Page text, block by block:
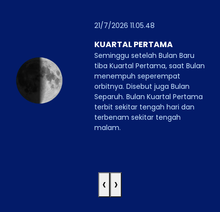
21/7/2026 11.05.48
KUARTAL PERTAMA
Seminggu setelah Bulan Baru
tiba Kuartal Pertama, saat Bulan
menempuh seperempat
orbitnya. Disebut juga Bulan
Separuh. Bulan Kuartal Pertama
terbit sekitar tengah hari dan
terbenam sekitar tengah
malam.
‹ ›